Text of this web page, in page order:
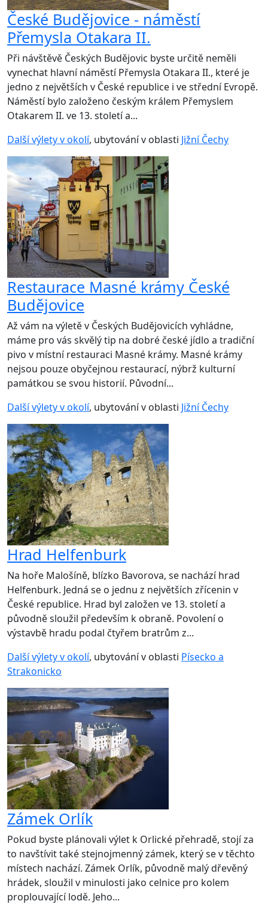
České Budějovice - náměstí
Přemysla Otakara II.
Při návštěvě Českých Budějovic byste určitě neměli
vynechat hlavní náměstí Přemysla Otakara II., které je
jedno z největších v České republice i ve střední Evropě.
Náměstí bylo založeno českým králem Přemyslem
Otakarem II. ve 13. století a...
Další výlety v okolí, ubytování v oblasti Jižní Čechy
Restaurace Masné krámy České
Budějovice
Až vám na výletě v Českých Budějovicích vyhládne,
máme pro vás skvělý tip na dobré české jídlo a tradiční
pivo v místní restauraci Masné krámy. Masné krámy
nejsou pouze obyčejnou restaurací, nýbrž kulturní
památkou se svou historií. Původní...
Další výlety v okolí, ubytování v oblasti Jižní Čechy
Hrad Helfenburk
Na hoře Malošíně, blízko Bavorova, se nachází hrad
Helfenburk. Jedná se o jednu z největších zřícenin v
České republice. Hrad byl založen ve 13. století a
původně sloužil především k obraně. Povolení o
výstavbě hradu podal čtyřem bratrům z...
Další výlety v okolí, ubytování v oblasti Písecko a
Strakonicko
Zámek Orlík
Pokud byste plánovali výlet k Orlické přehradě, stojí za
to navštívit také stejnojmenný zámek, který se v těchto
místech nachází. Zámek Orlík, původně malý dřevěný
hrádek, sloužil v minulosti jako celnice pro kolem
proplouvající lodě. Jeho...